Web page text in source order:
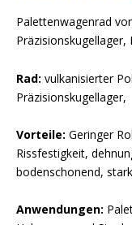
Palettenwagenrad
Rad: vulkanisierter
Präzisionskugellager,
Vorteile: Geringer
Rissfestigkeit,
bodenschonend,
Anwendungen: